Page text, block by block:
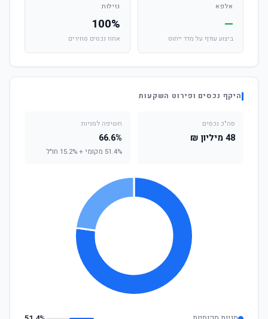
אלפא
—
ביצוע עודף על מדד ייחוס
נזילות
100%
אחוז נכסים סחירים
היקף נכסים ופירוט השקעות
סה"כ נכסים
48 מיליון ₪
חשיפה למניות
66.6%
51.4% מקומי + 15.2% חו"ל